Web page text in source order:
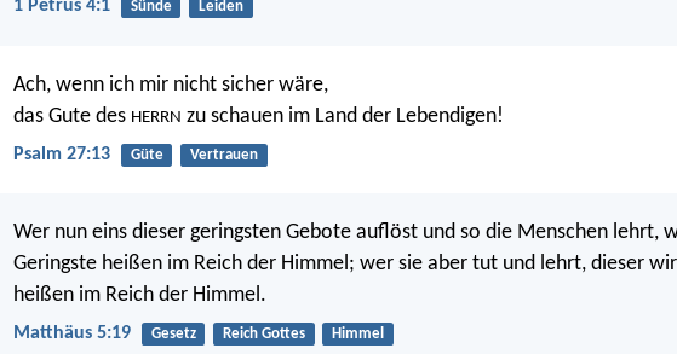
1 Petrus 4:1 Sünde Leiden
Ach, wenn ich mir nicht sicher wäre,
das Gute des HERRN zu schauen im Land der Lebendigen!
Psalm 27:13 Güte Vertrauen
Wer nun eins dieser geringsten Gebote auflöst und so die Menschen lehrt,
Geringste heißen im Reich der Himmel; wer sie aber tut und lehrt, dieser
heißen im Reich der Himmel.
Matthäus 5:19 Gesetz Reich Gottes Himmel